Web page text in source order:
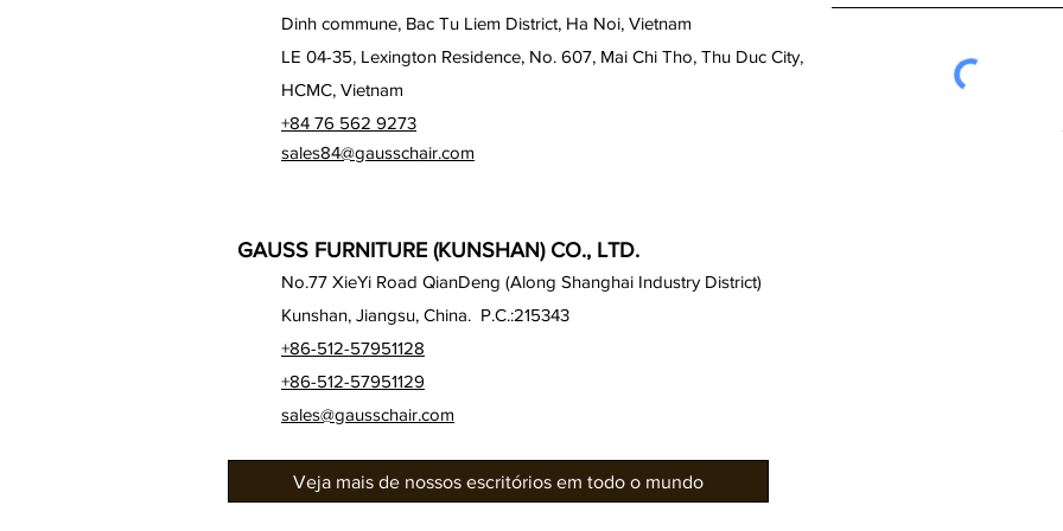
Dinh commune, Bac Tu Liem District, Ha Noi, Vietnam
LE 04-35, Lexington Residence, No. 607, Mai Chi Tho, Thu Duc City,
HCMC, Vietnam
+84 76 562 9273
sales84@gausschair.com
GAUSS FURNITURE (KUNSHAN) CO., LTD.
No.77 XieYi Road QianDeng (Along Shanghai Industry District)
Kunshan, Jiangsu, China. P.C.:215343
+86-512-57951128
+86-512-57951129
sales@gausschair.com
Veja mais de nossos escritórios em todo o mundo